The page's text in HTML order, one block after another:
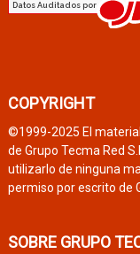
COPYRIGHT
©1999-2025 El material
de Grupo Tecma Red
utilizarlo de ninguna
permiso por escrito de
SOBRE GRUPO